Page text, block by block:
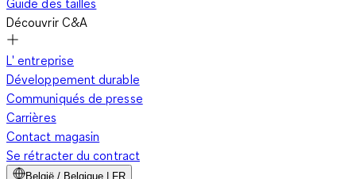
Découvrir C&A
L' entreprise
Développement durable
Communiqués de presse
Carrières
Contact magasin
Se rétracter du contract
België / Belgique | FR